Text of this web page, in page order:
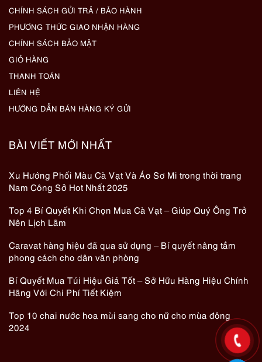
CHÍNH SÁCH GỬI TRẢ / BẢO HÀNH
PHƯƠNG THỨC GIAO NHẬN HÀNG
CHÍNH SÁCH BẢO MẬT
GIỎ HÀNG
THANH TOÁN
LIÊN HỆ
HƯỚNG DẪN BÁN HÀNG KÝ GỬI
BÀI VIẾT MỚI NHẤT
Xu Hướng Phối Màu Cà Vạt Và Áo Sơ Mi trong thời trang
Nam Công Sở Hot Nhất 2025
Top 4 Bí Quyết Khi Chọn Mua Cà Vạt – Giúp Quý Ông Trở
Nên Lịch Lãm
Caravat hàng hiệu đã qua sử dụng – Bí quyết nâng tầm
phong cách cho dân văn phòng
Bí Quyết Mua Túi Hiệu Giá Tốt – Sở Hữu Hàng Hiệu Chính
Hãng Với Chi Phí Tiết Kiệm
Top 10 chai nước hoa mùi sang cho nữ cho mùa đông
2024